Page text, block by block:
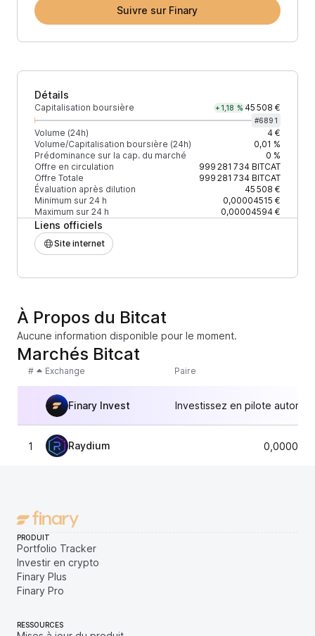
Suivre sur Finary
Détails
Capitalisation boursière +1,18 % 45 508 €
#6891
Volume (24h)
4 €
Volume/Capitalisation boursière (24h)
0,01 %
Prédominance sur la cap. du marché
0 %
Offre en circulation
999 281 734BITCAT
Offre Totale
999 281 734BITCAT
Évaluation après dilution
45 508 €
Minimum sur 24 h
0,00004515 €
Maximum sur 24 h
0,00004594 €
Liens officiels
Site internet
À Propos du Bitcat
Aucune information disponible pour le moment.
Marchés Bitcat
# Exchange Paire
Finary Invest Investissez en pilote
1 Raydium
PRODUIT
Portfolio Tracker
Investir en crypto
Finary Plus
Finary Pro
RESSOURCES